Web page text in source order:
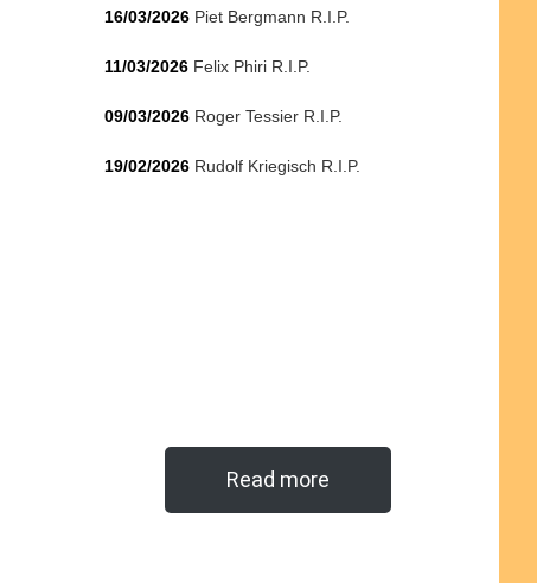
16/03/2026 Piet Bergmann R.I.P.
11/03/2026 Felix Phiri R.I.P.
09/03/2026 Roger Tessier R.I.P.
19/02/2026 Rudolf Kriegisch R.I.P.
Read more